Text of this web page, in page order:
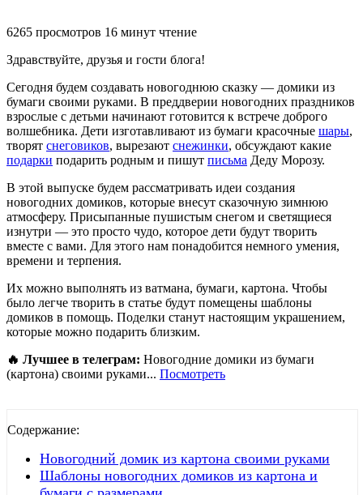
6265 просмотров 16 минут чтение
Здравствуйте, друзья и гости блога!
Сегодня будем создавать новогоднюю сказку — домики из
бумаги своими руками. В преддверии новогодних праздников
взрослые с детьми начинают готовится к встрече доброго
волшебника. Дети изготавливают из бумаги красочные шары,
творят снеговиков, вырезают снежинки, обсуждают какие
подарки подарить родным и пишут письма Деду Морозу.
В этой выпуске будем рассматривать идеи создания
новогодних домиков, которые внесут сказочную зимнюю
атмосферу. Присыпанные пушистым снегом и светящиеся
изнутри — это просто чудо, которое дети будут творить
вместе с вами. Для этого нам понадобится немного умения,
времени и терпения.
Их можно выполнять из ватмана, бумаги, картона. Чтобы
было легче творить в статье будут помещены шаблоны
домиков в помощь. Поделки станут настоящим украшением,
которые можно подарить близким.
🔥 Лучшее в телеграм: Новогодние домики из бумаги
(картона) своими руками... Посмотреть
Содержание:
Новогодний домик из картона своими руками
Шаблоны новогодних домиков из картона и